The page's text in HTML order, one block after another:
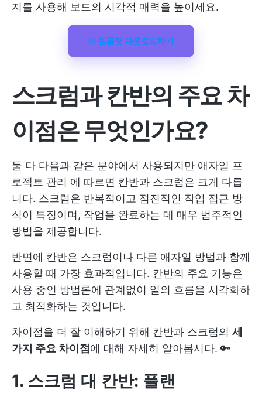
지를 사용해 보드의 시각적 매력을 높이세요.
이 템플릿 다운로드하기
스크럼과 칸반의 주요 차
이점은 무엇인가요?
둘 다 다음과 같은 분야에서 사용되지만 애자일 프
로젝트 관리 에 따르면 칸반과 스크럼은 크게 다릅
니다. 스크럼은 반복적이고 점진적인 작업 접근 방
식이 특징이며, 작업을 완료하는 데 매우 범주적인
방법을 제공합니다.
반면에 칸반은 스크럼이나 다른 애자일 방법과 함께
사용할 때 가장 효과적입니다. 칸반의 주요 기능은
사용 중인 방법론에 관계없이 일의 흐름을 시각화하
고 최적화하는 것입니다.
차이점을 더 잘 이해하기 위해 칸반과 스크럼의 세
가지 주요 차이점 에 대해 자세히 알아봅시다. 🔑
1. 스크럼 대 칸반: 플랜